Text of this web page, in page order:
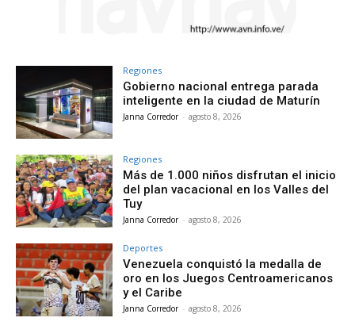
Regiones
Gobierno nacional entrega parada
inteligente en la ciudad de Maturín
Janna Corredor - agosto 8, 2026
Regiones
Más de 1.000 niños disfrutan el inicio
del plan vacacional en los Valles del
Tuy
Janna Corredor - agosto 8, 2026
Deportes
Venezuela conquistó la medalla de
oro en los Juegos Centroamericanos
y el Caribe
Janna Corredor - agosto 8, 2026